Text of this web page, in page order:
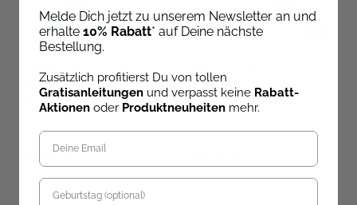
Näh doch einfach! Meine
Lieblingshosen nähen mit
SewSimple
Sofort Lieferbar
24,00 €
Näh doch einfach!
Sofort Lieferbar
Melde Dich jetzt zu unserem Newsletter an und
erhalte 10% Rabatt* auf Deine nächste
Bestellung.
Zusätzlich profitierst Du von tollen
Gratisanleitungen und verpasst keine Rabatt-
Aktionen oder Produktneuheiten mehr.
Geburtstag